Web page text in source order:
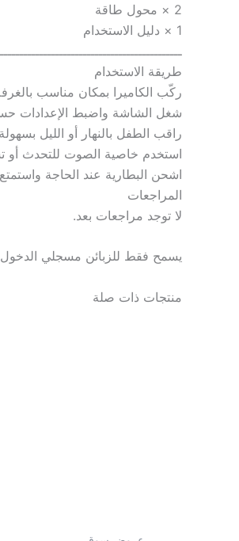
2 × محول طاقة
1 × دليل الاستخدام
طريقة الاستخدام
ركّب الكاميرا بمكان مناسب
شغل الشاشة واضبط الإعدادات
راقب الطفل بالنهار أو الليل بسهولة
استخدم خاصية الصوت للتحدث أو
اشحن البطارية عند الحاجة
المراجعات
لا توجد مراجعات بعد.
يسمح فقط للزبائن مسجلي الدخول
منتجات ذات صلة